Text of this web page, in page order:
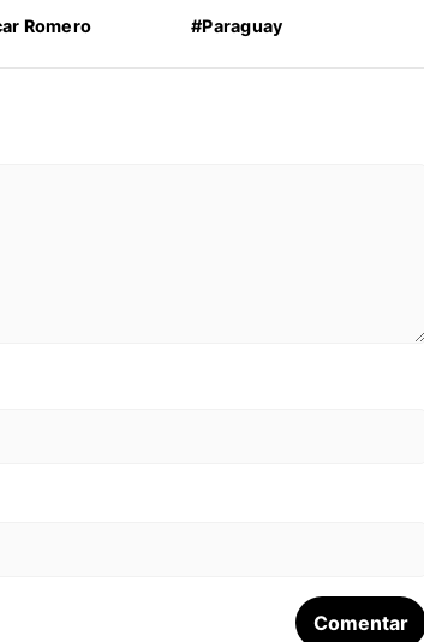
Romero #Paraguay